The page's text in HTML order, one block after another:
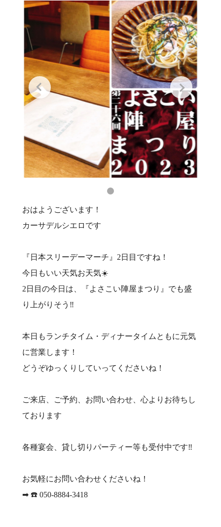
おはようございます！
カーサデルシエロです
『日本スリーデーマーチ』2日目ですね！
今日もいい天気お天気☀️
2日目の今日は、『よさこい陣屋まつり』でも盛
り上がりそう‼️
本日もランチタイム・ディナータイムともに元気
に営業します！
どうぞゆっくりしていってくださいね！
ご来店、ご予約、お問い合わせ、心よりお待ちし
ております
各種宴会、貸し切りパーティー等も受付中です‼️
お気軽にお問い合わせくださいね！
➡︎ ☎️ 050-8884-3418